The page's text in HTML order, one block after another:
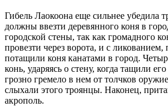
Гибель Лаокоона еще сильнее убедила
должны ввезти деревянного коня в
городской стены, так как громадного
провезти через ворота, и с
потащили коня канатами в город.
конь, ударяясь о стену, когда тащили
грозно гремело в нем от толчков
слыхали этого троянцы. Наконец,
акрополь.